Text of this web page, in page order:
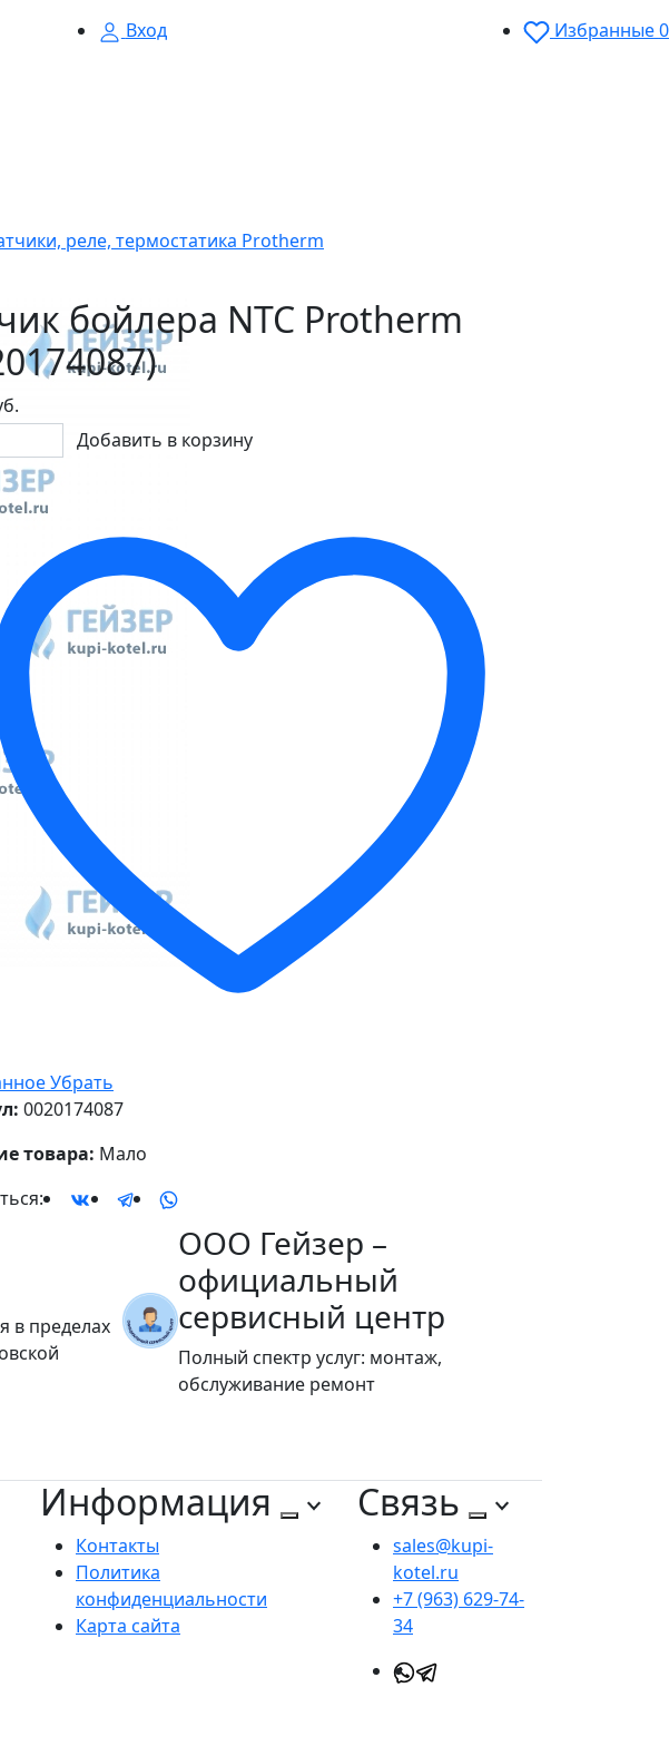
Вход Избранные0
реле, термостатика Protherm
бойлера NTC Protherm
Добавить в корзину
Убрать
0020174087
товара: Мало
в пределах
ООО Гейзер –
официальный
сервисный центр
Полный спектр услуг: монтаж,
обслуживание ремонт
Информация
Контакты
Политика
конфиденциальности
Карта сайта
Связь
sales@kupi-
kotel.ru
+7 (963) 629-74-
34